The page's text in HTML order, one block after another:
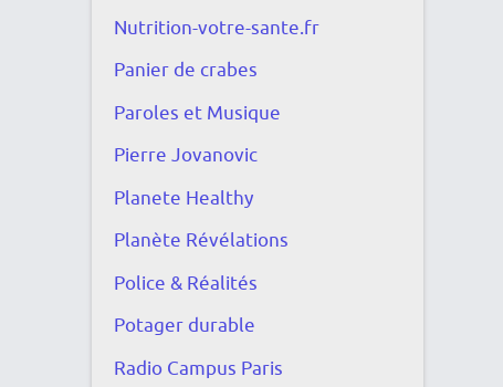
Nutrition-votre-sante.fr
Panier de crabes
Paroles et Musique
Pierre Jovanovic
Planete Healthy
Planète Révélations
Police & Réalités
Potager durable
Radio Campus Paris